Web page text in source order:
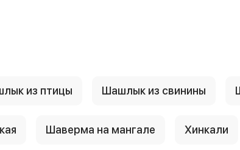
из птицы Шашлык из свинины
Шаверма на мангале Хинкали